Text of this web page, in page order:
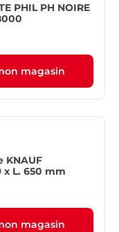
PHIL PH NOIRE
- SEAU DE 8000
magasin
KNAUF
x L. 650 mm
magasin